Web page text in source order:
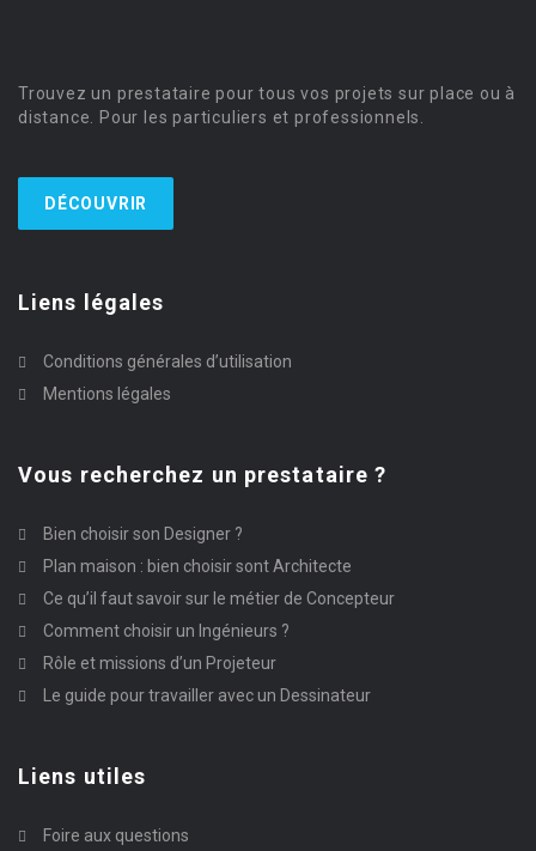
Trouvez un prestataire pour tous vos projets sur place ou à
distance. Pour les particuliers et professionnels.
DÉCOUVRIR
Liens légales
Conditions générales d’utilisation
Mentions légales
Vous recherchez un prestataire ?
Bien choisir son Designer ?
Plan maison : bien choisir sont Architecte
Ce qu’il faut savoir sur le métier de Concepteur
Comment choisir un Ingénieurs ?
Rôle et missions d’un Projeteur
Le guide pour travailler avec un Dessinateur
Liens utiles
Foire aux questions